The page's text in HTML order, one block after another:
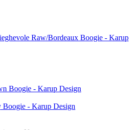
Raw/Bordeaux Boogie - Karup
Boogie - Karup Design
Boogie - Karup Design